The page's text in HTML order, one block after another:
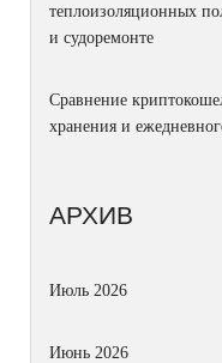
теплоизоляционных
и судоремонте
Сравнение
хранения и
АРХИВ
Июль 2026
Июнь 2026